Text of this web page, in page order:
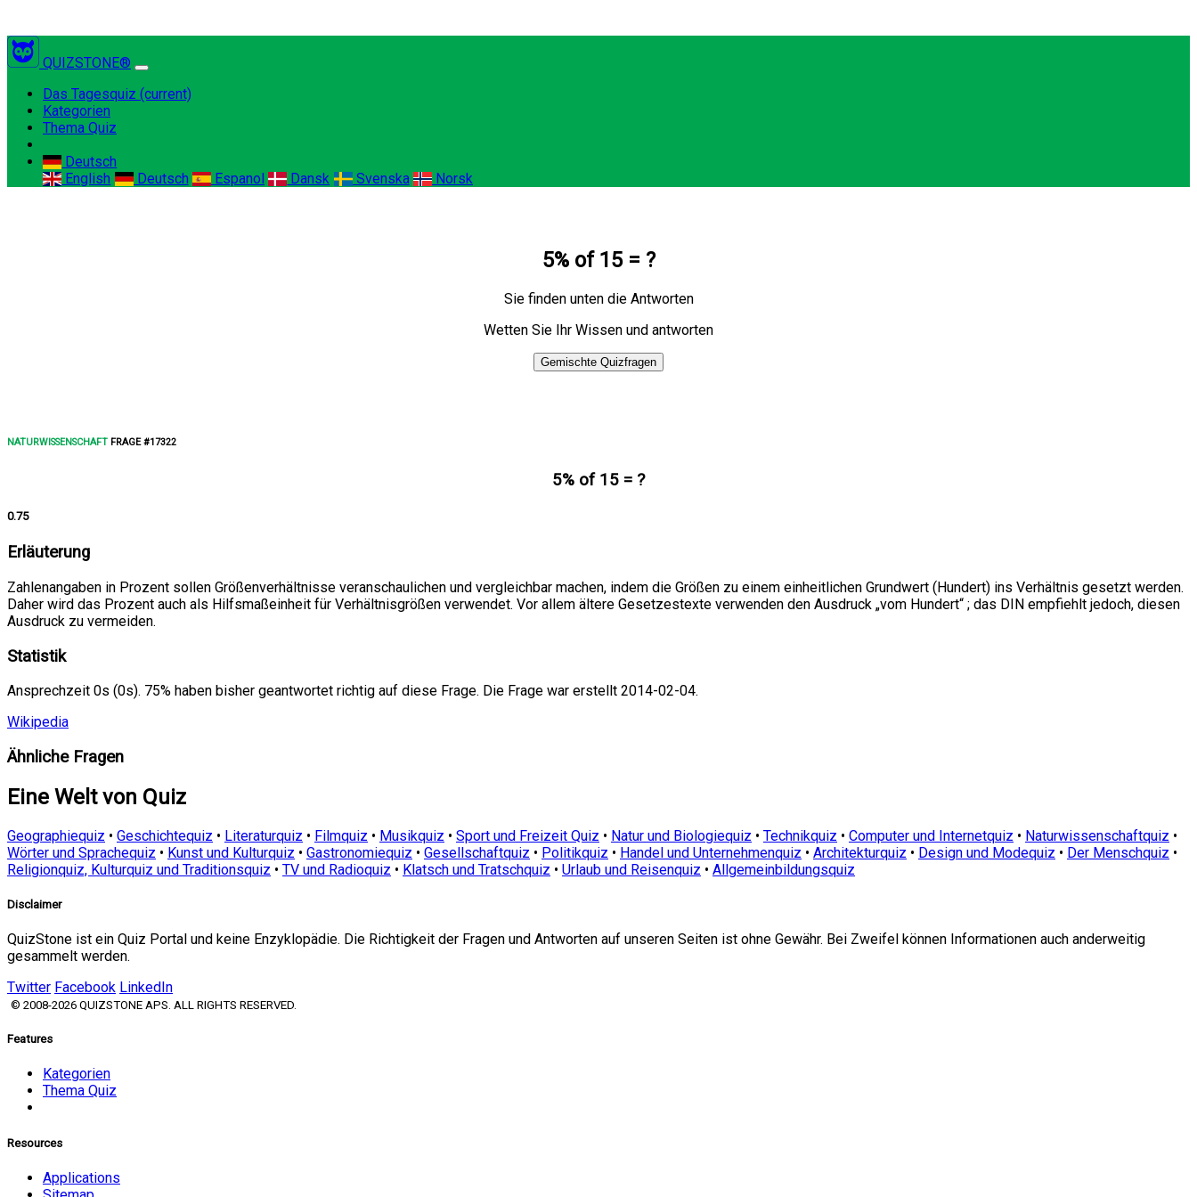
QUIZSTONE®
Das Tagesquiz (current)
Kategorien
Thema Quiz
Deutsch
English
Deutsch Espanol Dansk Svenska Norsk
5% of 15 = ?
Sie finden unten die Antworten
Wetten Sie Ihr Wissen und antworten
Gemischte Quizfragen
NATURWISSENSCHAFT FRAGE #17322
5% of 15 = ?
0.75
Erläuterung
Zahlenangaben in Prozent sollen Größenverhältnisse veranschaulichen und vergleichbar machen, indem die Größen zu einem einheitlichen Grundwert (Hundert) ins Verhältnis gesetzt werden.
Daher wird das Prozent auch als Hilfsmaßeinheit für Verhältnisgrößen verwendet. Vor allem ältere Gesetzestexte verwenden den Ausdruck „vom Hundert“ ; das DIN empfiehlt jedoch, diesen
Ausdruck zu vermeiden.
Statistik
Ansprechzeit 0s (0s). 75% haben bisher geantwortet richtig auf diese Frage. Die Frage war erstellt 2014-02-04.
Wikipedia
Ähnliche Fragen
Eine Welt von Quiz
Geographiequiz • Geschichtequiz • Literaturquiz • Filmquiz • Musikquiz • Sport und Freizeit Quiz • Natur und Biologiequiz • Technikquiz • Computer und Internetquiz • Naturwissenschaftquiz •
Wörter und Sprachequiz • Kunst und Kulturquiz • Gastronomiequiz • Gesellschaftquiz • Politikquiz • Handel und Unternehmenquiz • Architekturquiz • Design und Modequiz • Der Menschquiz •
Religionquiz, Kulturquiz und Traditionsquiz • TV und Radioquiz • Klatsch und Tratschquiz • Urlaub und Reisenquiz • Allgemeinbildungsquiz
Disclaimer
QuizStone ist ein Quiz Portal und keine Enzyklopädie. Die Richtigkeit der Fragen und Antworten auf unseren Seiten ist ohne Gewähr. Bei Zweifel können Informationen auch anderweitig
gesammelt werden.
Twitter Facebook LinkedIn
© 2008-2026 QUIZSTONE APS. ALL RIGHTS RESERVED.
Features
Kategorien
Thema Quiz
Resources
Applications